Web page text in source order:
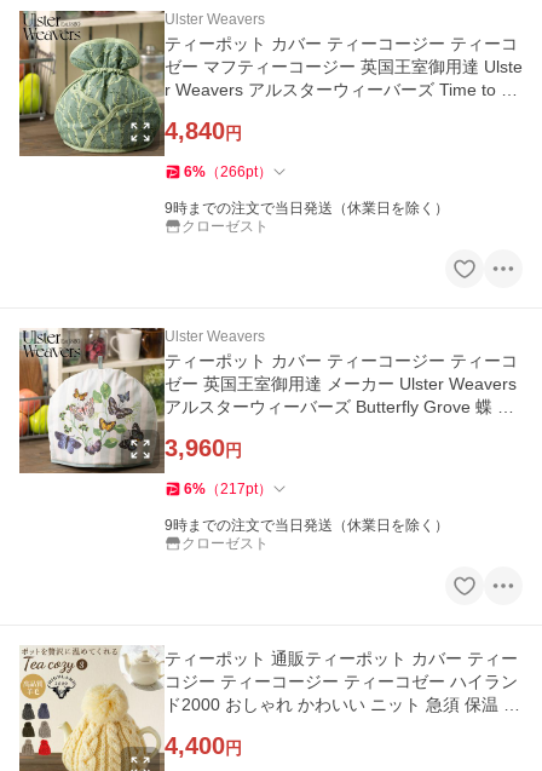
Ulster Weavers
ティーポット カバー ティーコージー ティーコ
ゼー マフティーコージー 英国王室御用達 Ulste
r Weavers アルスターウィーバーズ Time to Gr
4,840円
6% （266pt）
9時までの注文で当日発送（休業日を除く）
クローゼスト
Ulster Weavers
ティーポット カバー ティーコージー ティーコ
ゼー 英国王室御用達 メーカー Ulster Weavers
アルスターウィーバーズ Butterfly Grove 蝶 ち
3,960円
6% （217pt）
9時までの注文で当日発送（休業日を除く）
クローゼスト
ティーポット 通販ティーポット カバー ティー
コジー ティーコージー ティーコゼー ハイラン
ド2000 おしゃれ かわいい ニット 急須 保温 紅
4,400円